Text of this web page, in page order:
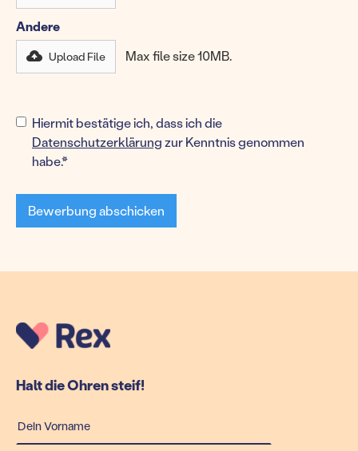
Andere
Upload File Max file size 10MB.
Upload
File
Max
file
size
Upload
File
file
Upload
File
file
10MB.
Upload
File
Max
Hiermit bestätige ich, dass ich die
Datenschutzerklärungzur Kenntnis genommen
habe.*
Halt die Ohren steif!